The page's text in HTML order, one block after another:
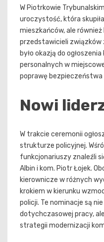
W Piotrkowie
uroczystość, która
mieszkańców, ale również
przedstawicieli związków
było okazją do
personalnych w
poprawę bezpieczeństwa
Nowi
W trakcie ceremonii
strukturze policyjnej.
funkcjonariuszy znaleźli
Albin i kom. Piotr Łojek.
kierownicze w różnych
krokiem w kierunku
policji. Te nominacje są
dotychczasowej pracy,
strategii modernizacji